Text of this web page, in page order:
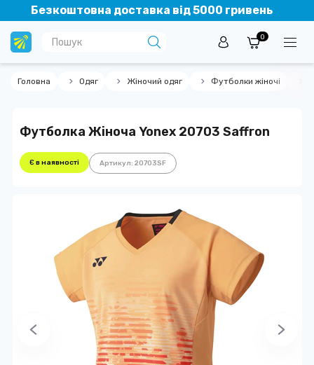
Безкоштовна доставка від 5000 гривень
0
Головна Одяг Жіночий одяг Футболки жіночі
Футболка Жіноча Yonex 20703 Saffron
Є в наявності Артикул: 20703SF